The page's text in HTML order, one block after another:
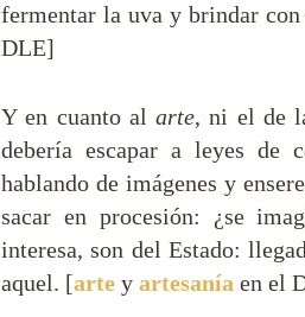
fermentar la uva y brindar con
DLE]
Y en cuanto alarte, ni el de
debería escapar a leyes de
hablando de imágenes y
sacar en procesión: ¿se
interesa, son del Estado:
aquel. [arte y artesanía en el